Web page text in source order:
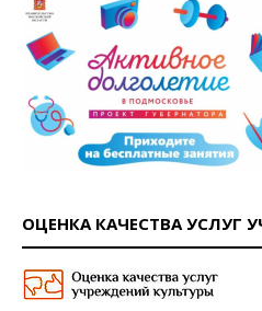
ОЦЕНКА КАЧЕСТВА УСЛУГ